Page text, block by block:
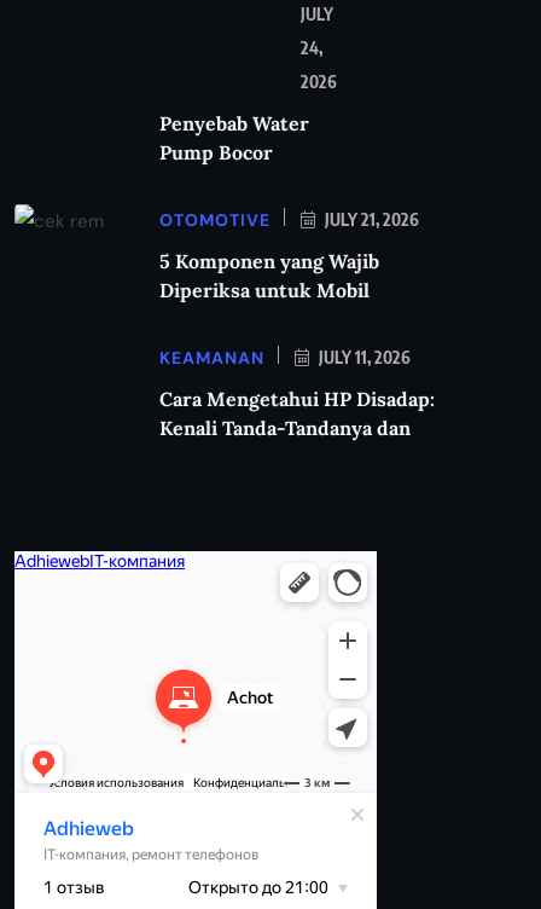
JULY
24,
2026
Penyebab Water
Pump Bocor
OTOMOTIVE JULY 21, 2026
5 Komponen yang Wajib
Diperiksa untuk Mobil
KEAMANAN JULY 11, 2026
Cara Mengetahui HP Disadap:
Kenali Tanda-Tandanya dan